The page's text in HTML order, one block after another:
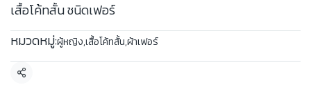
เสื้อโค้ทสั้น ชนิดเฟอร์
หมวดหมู่:ผู้หญิง,เสื้อโค้ทสั้น,ผ้าเฟอร์
แชร์